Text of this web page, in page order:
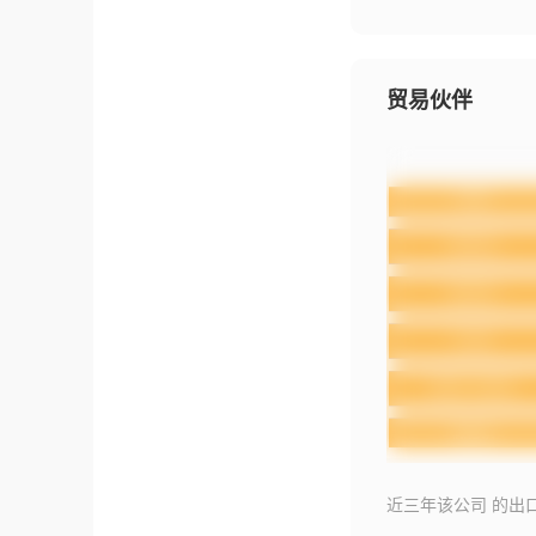
贸易伙伴
近三年该公司 的出